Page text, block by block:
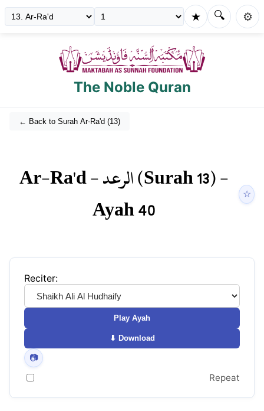
★ 🔍 ⚙️
The Noble Quran
← Back to Surah Ar-Ra'd (13)
Ar-Ra'd-الرعد(Surah13) -
Ayah40
☆
Reciter:
Play Ayah
⬇ Download
📷
Repeat